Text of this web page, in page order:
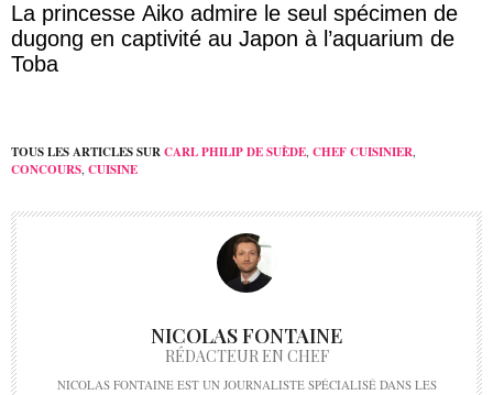
La princesse Aiko admire le seul spécimen de
dugong en captivité au Japon à l’aquarium de
Toba
TOUS LES ARTICLES SURCARL PHILIP DE SUÈDE, CHEF CUISINIER,
CONCOURS, CUISINE
NICOLAS FONTAINE
RÉDACTEUR EN CHEF
NICOLAS FONTAINE EST UN JOURNALISTE SPÉCIALISÉ DANS LES